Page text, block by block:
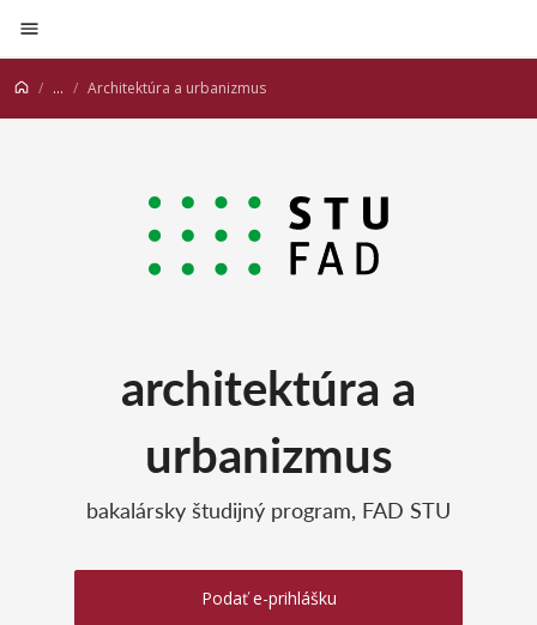
Prejsť na obsah
... Architektúra a urbanizmus
architektúra a
urbanizmus
bakalársky študijný program, FAD STU
Podať e-prihlášku